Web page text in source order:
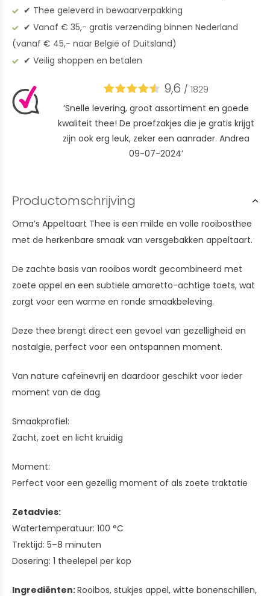
✔︎ Thee geleverd in bewaarverpakking
✔︎ Vanaf € 35,- gratis verzending binnen Nederland
(vanaf € 45,- naar België of Duitsland)
✔︎ Veilig shoppen en betalen
9,6 / 1829
‘Snelle levering, groot assortiment en goede
kwaliteit thee! De proefzakjes die je gratis krijgt
zijn ook erg leuk, zeker een aanrader. Andrea
09-07-2024’
Productomschrijving
Oma’s Appeltaart Thee is een milde en volle rooibosthee
met de herkenbare smaak van versgebakken appeltaart.
De zachte basis van rooibos wordt gecombineerd met
zoete appel en een subtiele amaretto-achtige toets, wat
zorgt voor een warme en ronde smaakbeleving.
Deze thee brengt direct een gevoel van gezelligheid en
nostalgie, perfect voor een ontspannen moment.
Van nature cafeïnevrij en daardoor geschikt voor ieder
moment van de dag.
Smaakprofiel:
Zacht, zoet en licht kruidig
Moment:
Perfect voor een gezellig moment of als zoete traktatie
Zetadvies:
Watertemperatuur: 100 °C
Trektijd: 5–8 minuten
Dosering: 1 theelepel per kop
Ingrediënten:Rooibos, stukjes appel, witte bonenschillen,